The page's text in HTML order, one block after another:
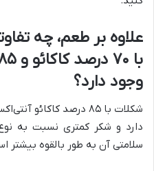
علاوه بر طعم، چه
وجود دارد؟
شکلات با ۸۵ درصد
سلامتی آن به طور بالقوه بیشتر